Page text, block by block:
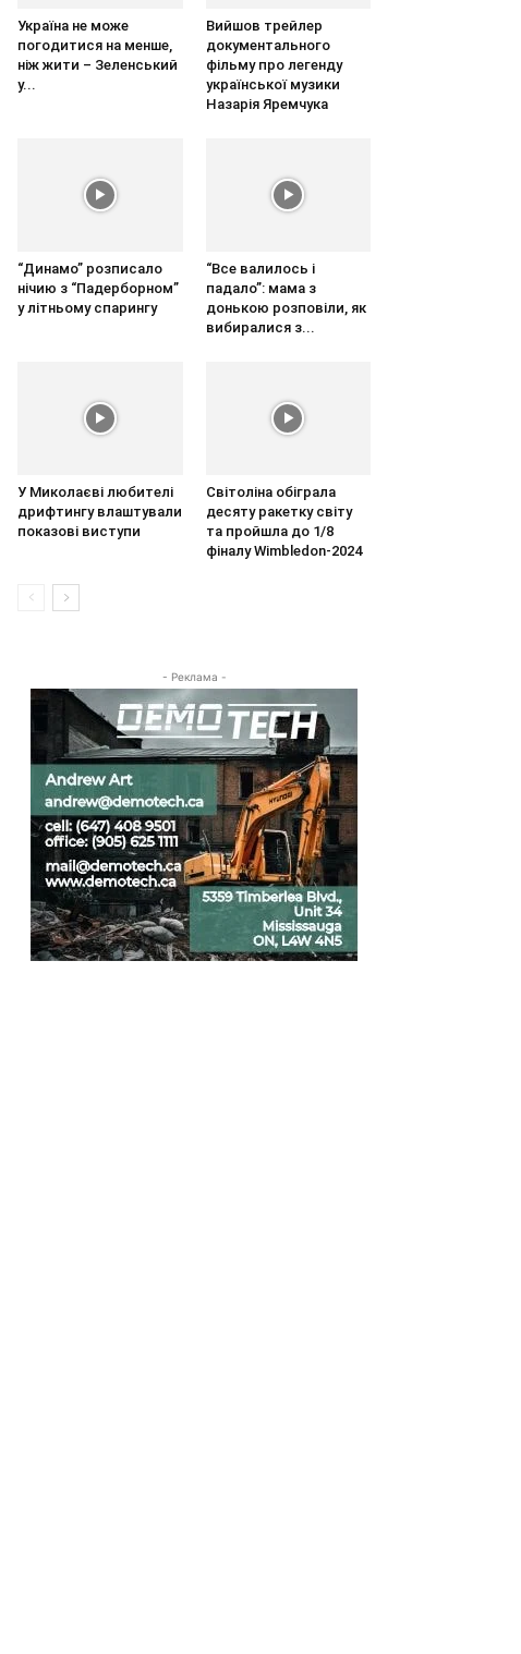
Україна не може
погодитися на менше,
ніж жити – Зеленський
у...
Вийшов трейлер
документального
фільму про легенду
української музики
Назарія Яремчука
“Динамо” розписало
нічию з “Падерборном”
у літньому спарингу
“Все валилось і
падало”: мама з
донькою розповіли, як
вибиралися з...
У Миколаєві любителі
дрифтингу влаштували
показові виступи
Світоліна обіграла
десяту ракетку світу
та пройшла до 1/8
фіналу Wimbledon-2024
- Реклама -